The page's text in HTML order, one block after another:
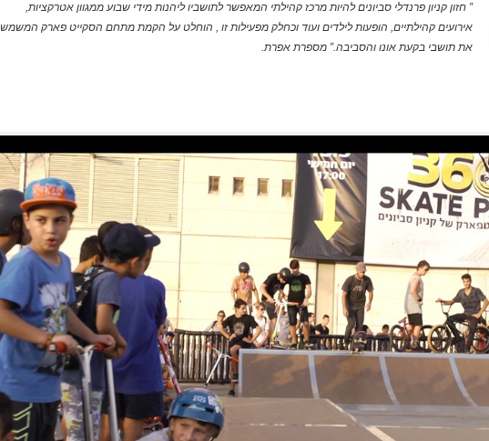
” חזון קניון פרנדלי סביונים להיות מרכז קהילתי המאפשר לתושביו ליהנות מידי שבוע ממגוון אטרקציות,
אירועים קהילתיים, הופעות לילדים ועוד וכחלק מפעילות זו , הוחלט על הקמת מתחם הסקייט פארק המשמש
את תושבי בקעת אונו והסביבה.” מספרת אפרת.